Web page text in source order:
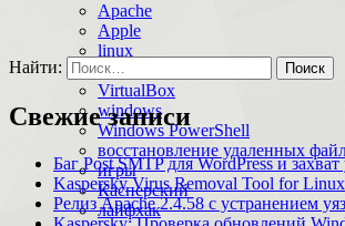
Apache
Apple
linux
macOS
VirtualBox
windows
Windows PowerShell
восстановление удаленных
игры
Касперский
лайфхак
Найти:
Свежие записи
Баг Post SMTP для WordPress и
Kaspersky Virus Removal Tool for
Релиз Apache 2.4.58 с устранением